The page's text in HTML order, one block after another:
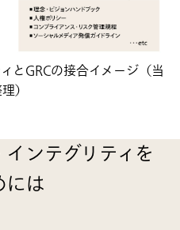
とGRCの接合イメージ（当
）
ンテグリティを
には